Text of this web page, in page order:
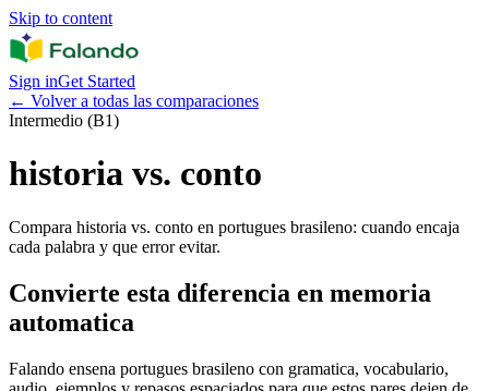
Skip to content
Sign inGet Started
← Volver a todas las comparaciones
Intermedio (B1)
historia vs. conto
Compara historia vs. conto en portugues brasileno: cuando encaja
cada palabra y que error evitar.
Convierte esta diferencia en memoria
automatica
Falando ensena portugues brasileno con gramatica, vocabulario,